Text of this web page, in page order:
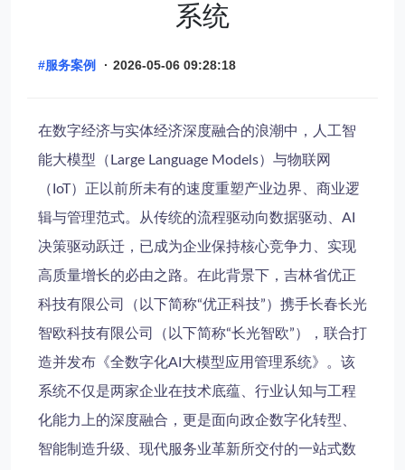
系统
#服务案例 · 2026-05-06 09:28:18
在数字经济与实体经济深度融合的浪潮中，人工智
能大模型（Large Language Models）与物联网
（IoT）正以前所未有的速度重塑产业边界、商业逻
辑与管理范式。从传统的流程驱动向数据驱动、AI
决策驱动跃迁，已成为企业保持核心竞争力、实现
高质量增长的必由之路。在此背景下，吉林省优正
科技有限公司（以下简称“优正科技”）携手长春长光
智欧科技有限公司（以下简称“长光智欧”），联合打
造并发布《全数字化AI大模型应用管理系统》。该
系统不仅是两家企业在技术底蕴、行业认知与工程
化能力上的深度融合，更是面向政企数字化转型、
智能制造升级、现代服务业革新所交付的一站式数